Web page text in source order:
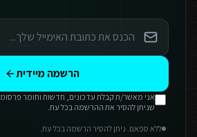
הרשמה מיידית
שניתן להסיר את ההרשמה בכל עת.
ללא ספאם. ניתן להסיר הרשמה בכל עת.